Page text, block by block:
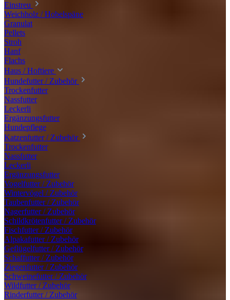
Einstreu
Weichholz / Hobelspäne
Granulat
Pellets
Stroh
Hanf
Flachs
Haus / Hoftiere
Hundefutter / Zubehör
Trockenfutter
Nassfutter
Leckerli
Ergänzungsfutter
Hundepflege
Katzenfutter / Zubehör
Trockenfutter
Nassfutter
Leckerli
Ergänzungsfutter
Vogelfutter / Zubehör
Wintervögel / Zubehör
Taubenfutter / Zubehör
Nagerfutter / Zubehör
Schildkrötenfutter / Zubehör
Fischfutter / Zubehör
Alpakafutter / Zubehör
Geflügelfutter / Zubehör
Schaffutter / Zubehör
Ziegenfutter / Zubehör
Schweinefutter / Zubehör
Wildfutter / Zubehör
Rinderfutter / Zubehör